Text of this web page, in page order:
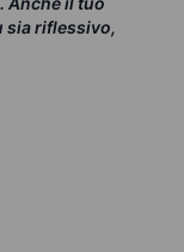
sia riflessivo,